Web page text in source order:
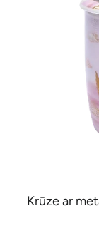
Krūze ar